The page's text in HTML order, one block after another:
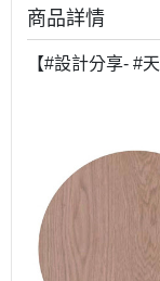
商品詳情
【#設計分享- #